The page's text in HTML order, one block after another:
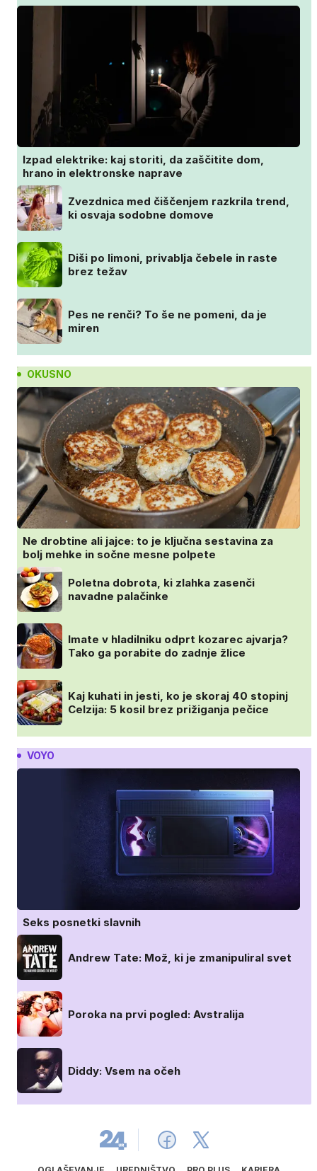
Izpad elektrike: kaj storiti, da zaščitite dom,
hrano in elektronske naprave
Zvezdnica med čiščenjem razkrila trend,
ki osvaja sodobne domove
Diši po limoni, privablja čebele in raste
brez težav
Pes ne renči? To še ne pomeni, da je
miren
OKUSNO
Ne drobtine ali jajce: to je ključna sestavina za
bolj mehke in sočne mesne polpete
Poletna dobrota, ki zlahka zasenči
navadne palačinke
Imate v hladilniku odprt kozarec ajvarja?
Tako ga porabite do zadnje žlice
Kaj kuhati in jesti, ko je skoraj 40 stopinj
Celzija: 5 kosil brez prižiganja pečice
VOYO
Seks posnetki slavnih
Andrew Tate: Mož, ki je zmanipuliral svet
Poroka na prvi pogled: Avstralija
Diddy: Vsem na očeh